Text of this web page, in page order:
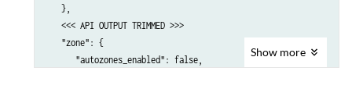
   },
   <<< API OUTPUT TRIMMED >>>
   "zone": {
      "autozones_enabled": false,
Show more